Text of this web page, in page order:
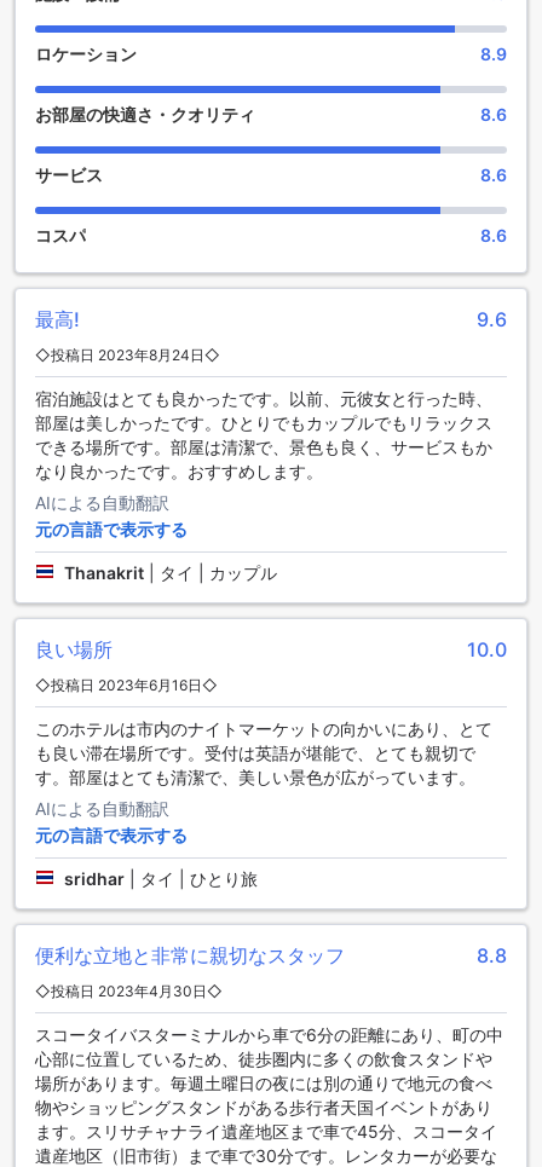
ん。また、毎日のハウスキーピングサービスも行われている
ため、常に清潔で快適な環境で過ごすことができます。
便利な駐車施設を提供するナコーン デ スコータイ ヒップ ホテ
ル
ナコーン デ スコータイ ヒップ ホテルは、お客様の快適な滞
す。ホテル内には広々とした駐車場があり、セルフパーキン
グも可能です。さらに、駐車場は無料でご利用いただけま
す。お車でお越しのお客様にとって、この駐車施設は大変便
利です。駐車場の利用料金を気にせずに、ご滞在をお楽しみ
いただけます。ナコーン デ スコータイ ヒップ ホテルへのア
施設です。
ナコーン デ スコータイ ヒップ ホテルの魅力的なダイニング設
備
ナコーン デ スコータイ ヒップ ホテルは、素晴らしいダイニ
ング設備を提供しています。ホテル内には共用キッチンがあ
り、自炊が可能です。旅行者は自分の好みに合わせて料理を
作ることができ、地元の食材を使った美味しい料理を楽しむ
ことができます。また、毎日のハウスキーピングサービスが
提供されるため、清潔な環境で食事を楽しむことができま
美味しい食事を提供するために、充実したダイニング設備を
整えています。
スコータイ市内の魅力を満喫しよう
スコータイ市は、タイの中部に位置し、古代都市スコータイ
の遺跡で有名です。ナコーン デ スコータイ ヒップ ホテル
は、この魅力的な地域の中心に位置しています。ホテルから
は、市内の主要な観光スポットへのアクセスが簡単で、歴史
と文化に触れることができます。
スコータイ市内には、数多くの歴史的な遺跡があります。ス
コータイ歴史公園は、UNESCOの世界遺産にも登録されてお
り、美しい仏教寺院や古代の建物を見ることができます。ま
た、市内にはマーケットや街路食も充実しており、地元の味
を楽しむことができます。
ナコーン デ スコータイ ヒップ ホテルは、スコータイ市内の
穴場スポットにも近く、地元の人々の生活を垣間見ることが
できます。市内を散策しながら、風情ある建物や美しい景色
を楽しむことができます。スコータイ市内の魅力を満喫する
なら、ナコーン デ スコータイ ヒップ ホテルが最適な宿泊先
です。
ロケーション 8.9
お部屋の快適さ・クオリティ 8.6
サービス 8.6
コスパ 8.6
最高! 9.6
◇投稿日 2023年8月24日◇
宿泊施設はとても良かったです。以前、元彼女と行った時、
部屋は美しかったです。ひとりでもカップルでもリラックス
できる場所です。部屋は清潔で、景色も良く、サービスもか
なり良かったです。おすすめします。
AIによる自動翻訳
元の言語で表示する
Thanakrit タイ | カップル
良い場所 10.0
◇投稿日 2023年6月16日◇
このホテルは市内のナイトマーケットの向かいにあり、とて
も良い滞在場所です。受付は英語が堪能で、とても親切で
す。部屋はとても清潔で、美しい景色が広がっています。
AIによる自動翻訳
元の言語で表示する
sridhar タイ | ひとり旅
便利な立地と非常に親切なスタッフ 8.8
◇投稿日 2023年4月30日◇
スコータイバスターミナルから車で6分の距離にあり、町の中
心部に位置しているため、徒歩圏内に多くの飲食スタンドや
場所があります。毎週土曜日の夜には別の通りで地元の食べ
物やショッピングスタンドがある歩行者天国イベントがあり
ます。スリサチャナライ遺産地区まで車で45分、スコータイ
遺産地区（旧市街）まで車で30分です。レンタカーが必要な